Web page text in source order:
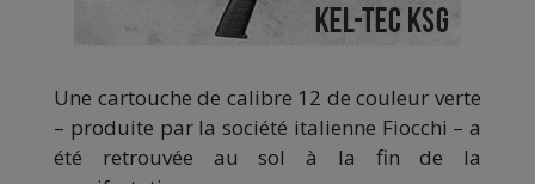
Une cartouche de calibre 12 de couleur verte
– produite par la société italienne Fiocchi – a
été retrouvée au sol à la fin de la